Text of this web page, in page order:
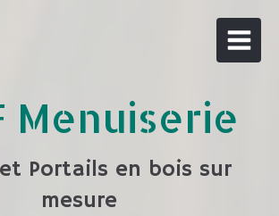
Menuiserie
Portails en bois sur
mesure